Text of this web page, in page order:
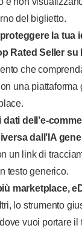
del biglietto.
la tua
Rated Seller su
che
una piattaforma
dati dell’e-
dall’IA
un link di
testo generico.
marketplace,
lo strumento
vuoi portare il